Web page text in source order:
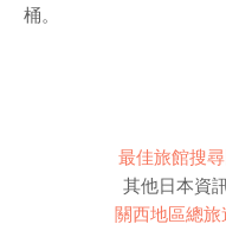
桶。
最佳旅館搜
其他日本資
關西地區總